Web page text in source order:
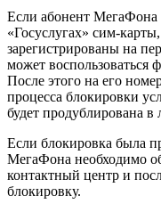
Если абонент МегаФона
«Госуслугах» сим-
зарегистрированы на
может воспользоваться
После этого на его
процесса блокировки
будет продублирована
Если блокировка была
МегаФона необходимо
контактный центр и
блокировку.